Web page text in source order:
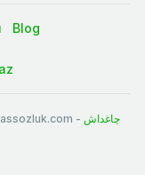
Blog
- چاغداش